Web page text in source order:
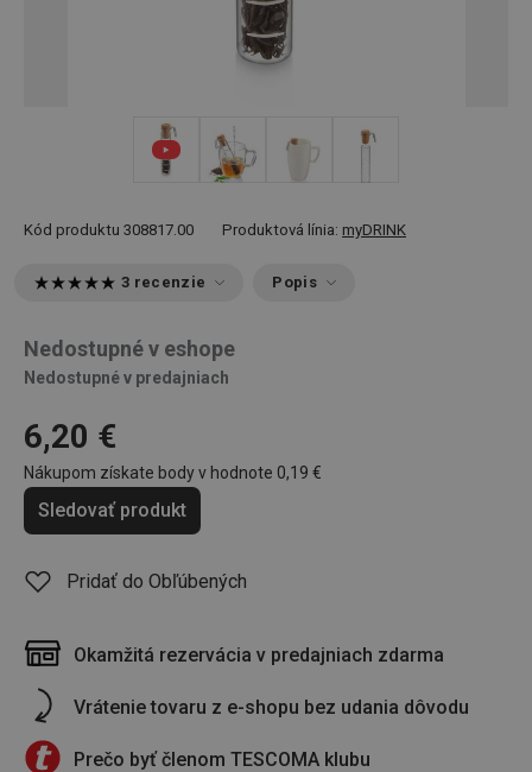
Kód produktu 308817.00 Produktová línia: myDRINK
3 recenzie Popis
Nedostupné v eshope
Nedostupné v predajniach
6,20 €
Nákupom získate body v hodnote 0,19 €
Sledovať produkt
Pridať do Obľúbených
Okamžitá rezervácia v predajniach zdarma
Vrátenie tovaru z e-shopu bez udania dôvodu
Prečo byť členom TESCOMA klubu